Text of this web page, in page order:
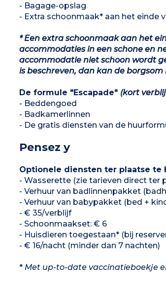
- Bagage-opslag
- Extra schoonmaak* aan het einde
* Een extra schoonmaak aan het
accommodaties in een schone en
accommodatie niet schoon wordt
is beschreven, dan kan de
De formule "Escapade" (kort
- Beddengoed
- Badkamerlinnen
- De gratis diensten van de
Pensez y
Optionele diensten ter plaatse te
- Wasserette (zie tarieven direct ter
- Verhuur van badlinnenpakket
- Verhuur van babypakket (bed +
- € 35/verblijf
- Schoonmaakset: € 6
- Huisdieren toegestaan* (bij
- € 16/nacht (minder dan 7 nachten)
*Met up-to-date vaccinatieboekje